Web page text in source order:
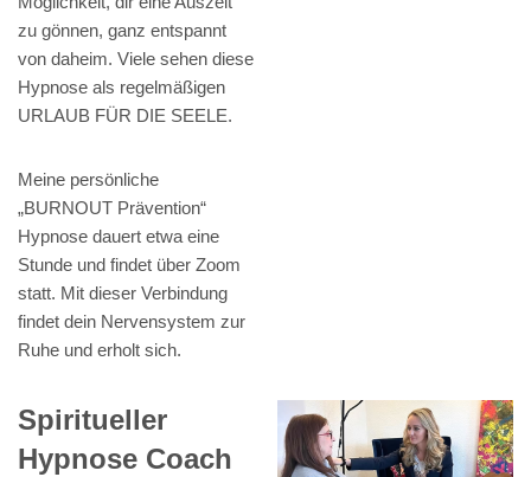
zu gönnen, ganz entspannt
von daheim. Viele sehen diese
Hypnose als regelmäßigen
URLAUB FÜR DIE SEELE.
Meine persönliche
„BURNOUT Prävention“
Hypnose dauert etwa eine
Stunde und findet über Zoom
statt. Mit dieser Verbindung
findet dein Nervensystem zur
Ruhe und erholt sich.
Spiritueller
Hypnose Coach